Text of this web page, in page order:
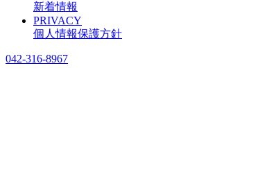
新着情報
PRIVACY
個人情報保護方針
042-316-8967